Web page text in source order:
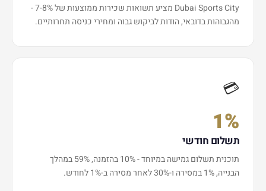
Dubai Sports City מציע תשואות שכירות ממוצעות של 7-8% -
מהגבוהות בדובאי, הודות לביקוש גבוה ומחירי כניסה תחרותיים.
💳
1%
תשלום חודשי
תוכנית תשלום גמישה במיוחד - 10% בהזמנה, 59% במהלך
הבנייה, 1% במסירה ו-30% לאחר מסירה ב-1% לחודש.